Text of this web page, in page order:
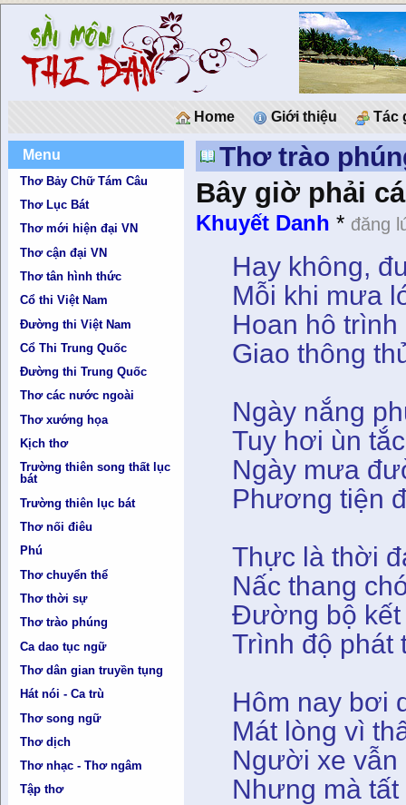
Home Giới thiệu Tác
Menu
Thơ Bảy Chữ Tám Câu
Thơ Lục Bát
Thơ mới hiện đại VN
Thơ cận đại VN
Thơ tân hình thức
Cổ thi Việt Nam
Đường thi Việt Nam
Cổ Thi Trung Quốc
Đường thi Trung Quốc
Thơ các nước ngoài
Thơ xướng họa
Kịch thơ
Trường thiên song thất lục
bát
Trường thiên lục bát
Thơ nối điêu
Phú
Thơ chuyển thể
Thơ thời sự
Thơ trào phúng
Ca dao tục ngữ
Thơ dân gian truyền tụng
Hát nói - Ca trù
Thơ song ngữ
Thơ dịch
Thơ nhạc - Thơ ngâm
Tập thơ
Thơ trào
Bây giờ phải
Khuyết Danh * đăng
Hay không,
Mỗi khi mưa
Hoan hô
Giao thông
Ngày nắng
Tuy hơi ùn
Ngày mưa
Phương tiện
Thực là thời
Nấc thang
Đường bộ
Trình độ phát
Hôm nay bơi
Mát lòng vì
Người xe
Nhưng mà